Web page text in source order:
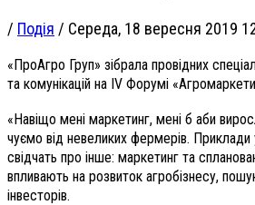
/ Подія / Середа, 18 вересня 2019
«ПроАгро Груп» зібрала провідних
та комунікацій на IV Форумі
«Навіщо мені маркетинг, мені б аби
чуємо від невеликих фермерів. Приклади
свідчать про інше: маркетинг та
впливають на розвиток агробізнесу,
інвесторів.